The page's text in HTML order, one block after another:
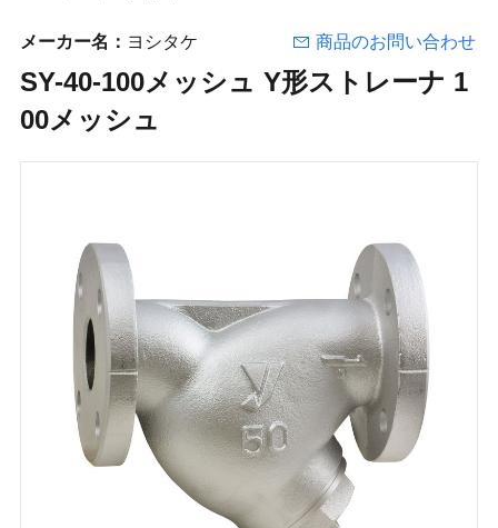
メーカー名： ヨシタケ 商品のお問い合わせ
SY-40-100メッシュ Y形ストレーナ 1
00メッシュ